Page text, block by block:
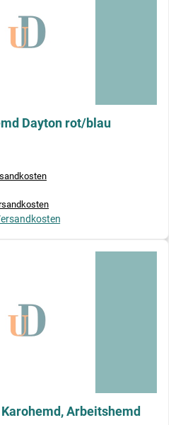
Dayton rot/blau
Karohemd, Arbeitshemd